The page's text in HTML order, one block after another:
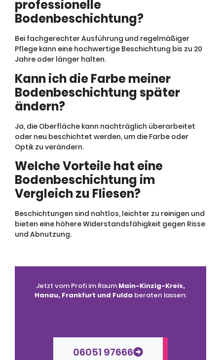
professionelle
Bodenbeschichtung?
Bei fachgerechter Ausführung und regelmäßiger
Pflege kann eine hochwertige Beschichtung bis zu 20
Jahre oder länger halten.
Kann ich die Farbe meiner
Bodenbeschichtung später
ändern?
Ja, die Oberfläche kann nachträglich überarbeitet
oder neu beschichtet werden, um die Farbe oder
Optik zu verändern.
Welche Vorteile hat eine
Bodenbeschichtung im
Vergleich zu Fliesen?
Beschichtungen sind nahtlos, leichter zu reinigen und
bieten eine höhere Widerstandsfähigkeit gegen Risse
und Abnutzung.
Jetzt vom Profi im Raum Main-Kinzig-Kreis,
Hanau, Frankfurt und Fulda beraten lassen:
06051 97666